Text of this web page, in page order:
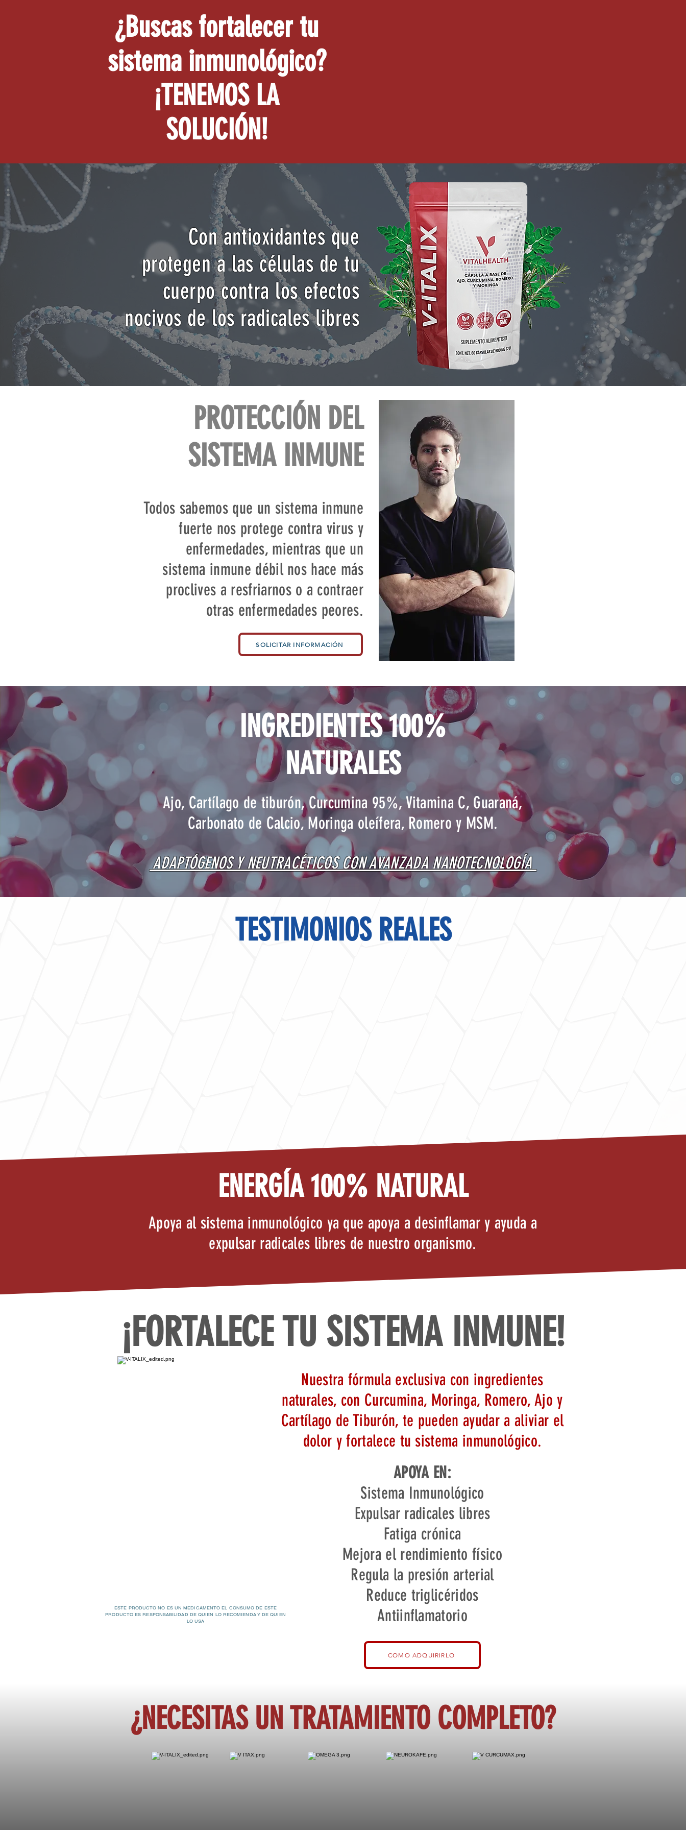
¿Buscas fortalecer tu
sistema inmunológico?
¡TENEMOS LA
SOLUCIÓN!
Con antioxidantes que
protegen a las células de tu
cuerpo contra los efectos
nocivos de los radicales libres
PROTECCIÓN DEL
SISTEMA INMUNE
Todos sabemos que un sistema inmune
fuerte nos protege contra virus y
enfermedades, mientras que un
sistema inmune débil nos hace más
proclives a resfriarnos o a contraer
otras enfermedades peores.
SOLICITAR INFORMACIÓN
INGREDIENTES 100%
NATURALES
Ajo, Cartílago de tiburón, Curcumina 95%, Vitamina C, Guaraná,
Carbonato de Calcio, Moringa oleífera, Romero y MSM.
ADAPTÓGENOS Y NEUTRACÉTICOS CON AVANZADA NANOTECNOLOGÍA
TESTIMONIOS REALES
ENERGÍA 100% NATURAL
Apoya al sistema inmunológico ya que apoya a desinflamar y ayuda a
expulsar radicales libres de nuestro organismo.
¡FORTALECE TU SISTEMA INMUNE!
ESTE PRODUCTO NO ES UN MEDICAMENTO EL CONSUMO DE ESTE
PRODUCTO ES RESPONSABILIDAD DE QUIEN LO RECOMIENDA Y DE QUIEN
LO USA
Nuestra fórmula exclusiva con ingredientes
naturales, con Curcumina, Moringa, Romero, Ajo y
Cartílago de Tiburón, te pueden ayudar a aliviar el
dolor y fortalece tu sistema inmunológico.
APOYA EN:
Sistema Inmunológico
Expulsar radicales libres
Fatiga crónica
Mejora el rendimiento físico
Regula la presión arterial
Reduce triglicéridos
Antiinflamatorio
COMO ADQUIRIRLO
¿NECESITAS UN TRATAMIENTO COMPLETO?